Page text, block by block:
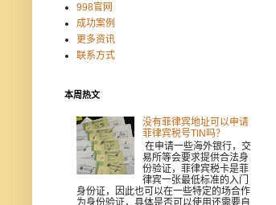
998官网
成功案例
更多资讯
联系方式
本周热文
没有菲律宾地址可以申请
菲律宾税号TIN吗？
在申请一些海外银行，交
易所等会要求提供合法身
份验证，菲律宾税卡是菲
律宾一张最低标准的入门
身份证，因此也可以在一些特定的场合作
为身份验证，具体是否可以使用还需要自